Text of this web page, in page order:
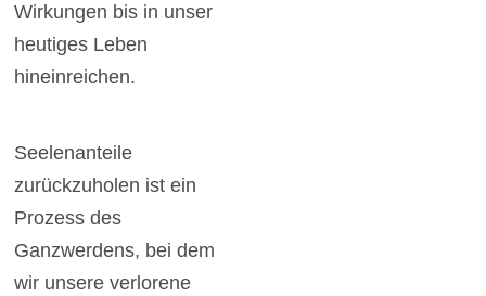
Wirkungen bis in unser
heutiges Leben
hineinreichen.
Seelenanteile
zurückzuholen ist ein
Prozess des
Ganzwerdens, bei dem
wir unsere verlorene